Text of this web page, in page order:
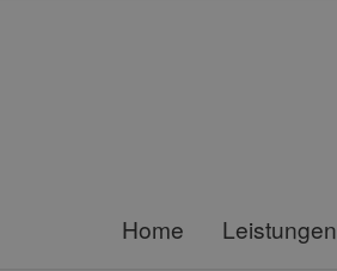
Home Leistungen